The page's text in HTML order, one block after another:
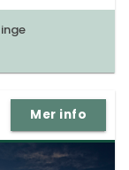
Mer info